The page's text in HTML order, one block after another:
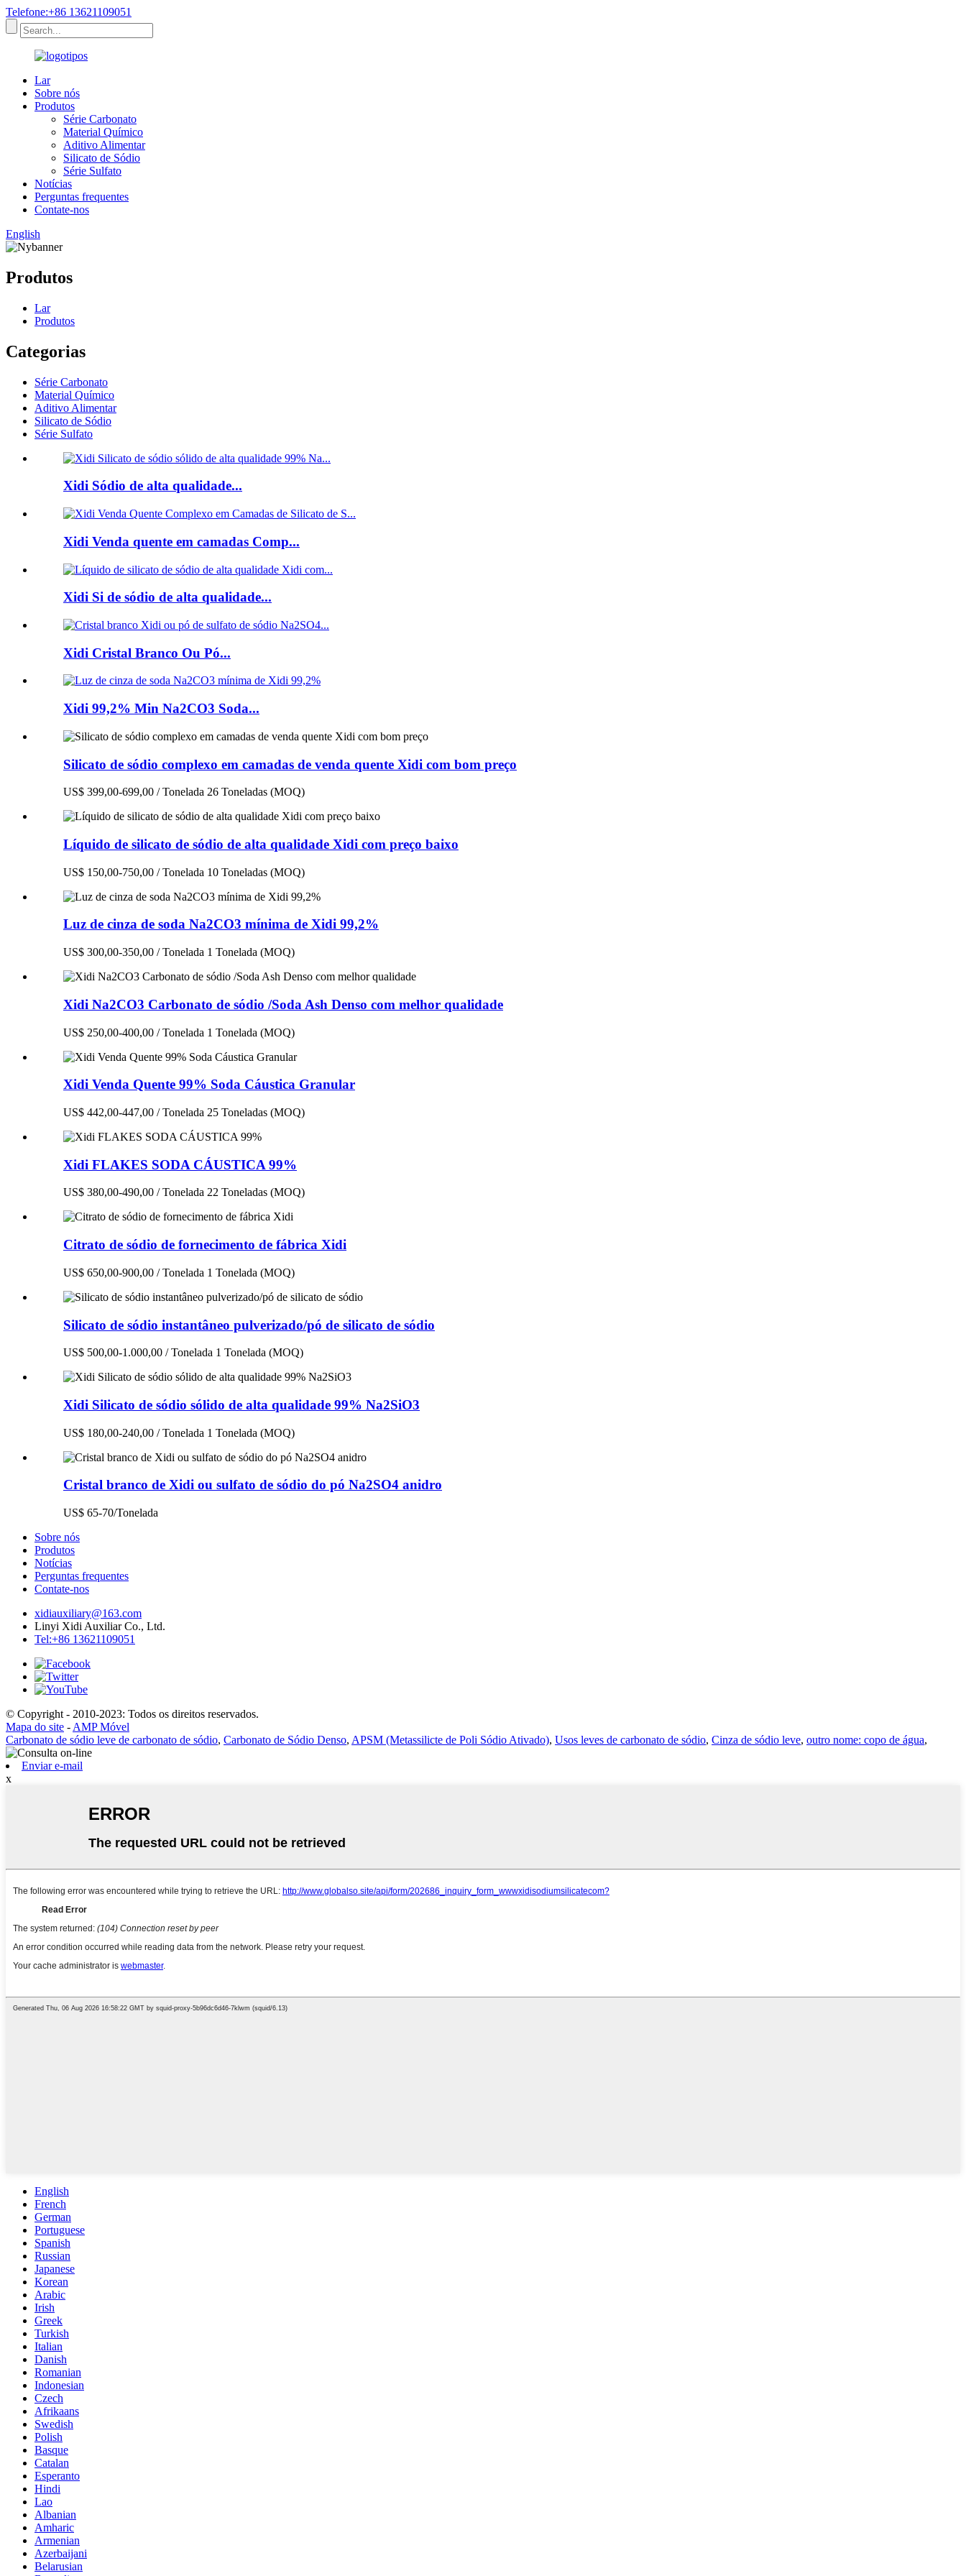
Telefone:+86 13621109051
Lar
Sobre nós
Produtos
Série Carbonato
Material Químico
Aditivo Alimentar
Silicato de Sódio
Série Sulfato
Notícias
Perguntas frequentes
Contate-nos
English
Produtos
Lar
Produtos
Categorias
Série Carbonato
Material Químico
Aditivo Alimentar
Silicato de Sódio
Série Sulfato
Xidi Sódio de alta qualidade...
Xidi Venda quente em camadas Comp...
Xidi Si de sódio de alta qualidade...
Xidi Cristal Branco Ou Pó...
Xidi 99,2% Min Na2CO3 Soda...
Silicato de sódio complexo em camadas de venda quente Xidi com bom preço
US$ 399,00-699,00 / Tonelada 26 Toneladas (MOQ)
Líquido de silicato de sódio de alta qualidade Xidi com preço baixo
US$ 150,00-750,00 / Tonelada 10 Toneladas (MOQ)
Luz de cinza de soda Na2CO3 mínima de Xidi 99,2%
US$ 300,00-350,00 / Tonelada 1 Tonelada (MOQ)
Xidi Na2CO3 Carbonato de sódio /Soda Ash Denso com melhor qualidade
US$ 250,00-400,00 / Tonelada 1 Tonelada (MOQ)
Xidi Venda Quente 99% Soda Cáustica Granular
US$ 442,00-447,00 / Tonelada 25 Toneladas (MOQ)
Xidi FLAKES SODA CÁUSTICA 99%
US$ 380,00-490,00 / Tonelada 22 Toneladas (MOQ)
Citrato de sódio de fornecimento de fábrica Xidi
US$ 650,00-900,00 / Tonelada 1 Tonelada (MOQ)
Silicato de sódio instantâneo pulverizado/pó de silicato de sódio
US$ 500,00-1.000,00 / Tonelada 1 Tonelada (MOQ)
Xidi Silicato de sódio sólido de alta qualidade 99% Na2SiO3
US$ 180,00-240,00 / Tonelada 1 Tonelada (MOQ)
Cristal branco de Xidi ou sulfato de sódio do pó Na2SO4 anidro
US$ 65-70/Tonelada
Sobre nós
Produtos
Notícias
Perguntas frequentes
Contate-nos
xidiauxiliary@163.com
Linyi Xidi Auxiliar Co., Ltd.
Tel:+86 13621109051
© Copyright - 2010-2023: Todos os direitos reservados.
Mapa do site - AMP Móvel
Carbonato de sódio leve de carbonato de sódio, Carbonato de Sódio Denso, APSM (Metassilicte de Poli Sódio Ativado), Usos leves de carbonato de sódio, Cinza de sódio leve, outro nome: copo de água,
Enviar e-mail
x
English
French
German
Portuguese
Spanish
Russian
Japanese
Korean
Arabic
Irish
Greek
Turkish
Italian
Danish
Romanian
Indonesian
Czech
Afrikaans
Swedish
Polish
Basque
Catalan
Esperanto
Hindi
Lao
Albanian
Amharic
Armenian
Azerbaijani
Belarusian